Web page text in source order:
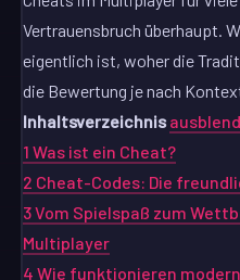
Vertrauensbruch überhaupt.
eigentlich ist, woher die
die Bewertung je nach
Inhaltsverzeichnis
1 Was ist ein Cheat?
2 Cheat-Codes: Die
3Vom Spielspaß zum
Multiplayer
4 Wie funktionieren